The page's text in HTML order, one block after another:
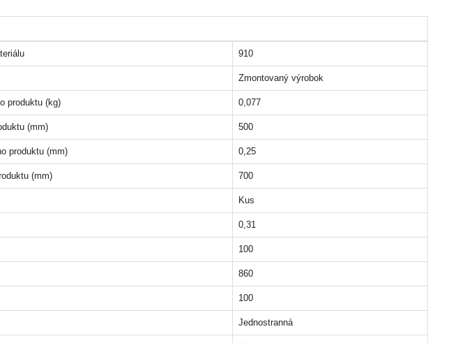
910
Zmontovaný výrobok
produktu (kg) 0,077
(mm) 500
produktu (mm) 0,25
(mm) 700
Kus
0,31
100
860
100
Jednostranná